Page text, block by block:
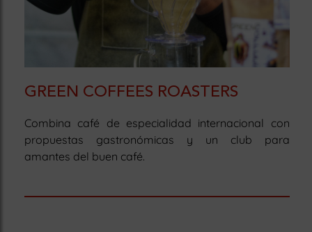
GREEN COFFEES ROASTERS
Combina café de especialidad internacional con
propuestas gastronómicas y un club para
amantes del buen café.